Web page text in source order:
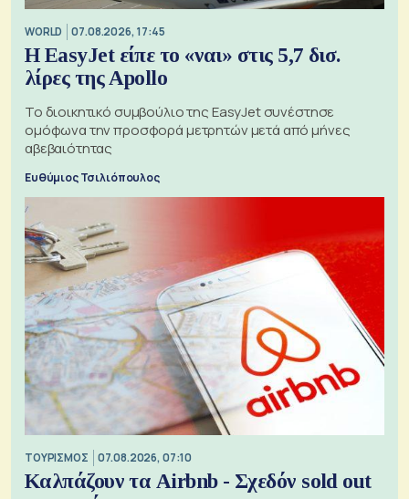
WORLD 07.08.2026, 17:45
Η EasyJet είπε το «ναι» στις 5,7 δισ.
λίρες της Apollo
Το διοικητικό συμβούλιο της EasyJet συνέστησε
ομόφωνα την προσφορά μετρητών μετά από μήνες
αβεβαιότητας
Ευθύμιος Τσιλιόπουλος
ΤΟΥΡΙΣΜΟΣ 07.08.2026, 07:10
Καλπάζουν τα Airbnb - Σχεδόν sold out